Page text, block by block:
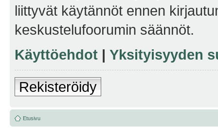
liittyvät käytännöt ennen
keskustelufoorumin säännöt.
Käyttöehdot | Yksityisyyden
Rekisteröidy
Etusivu